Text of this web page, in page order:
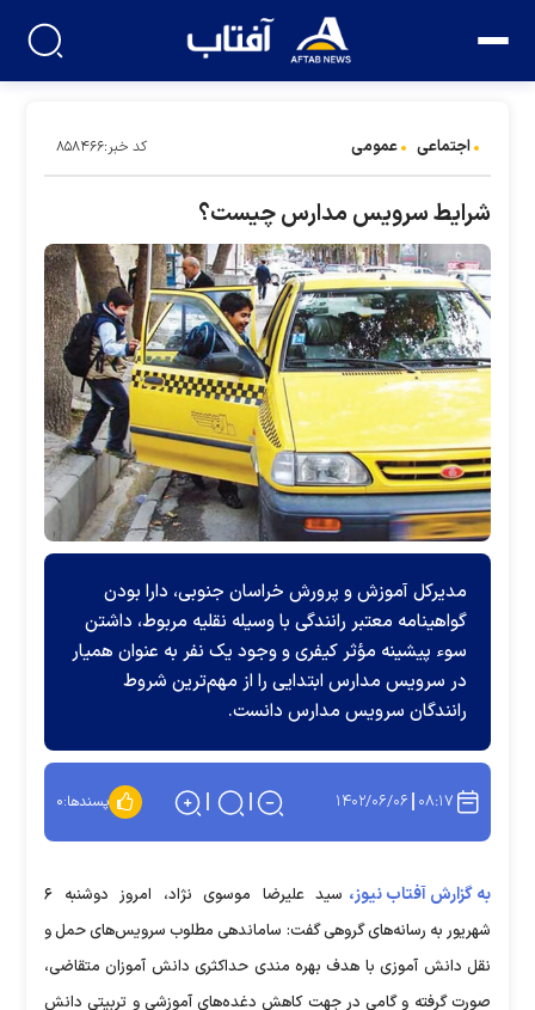
اجتماعی عمومی کد خبر:۸۵۸۴۶۶
شرایط سرویس مدارس چیست؟
مدیرکل آموزش و پرورش خراسان جنوبی، دارا بودن
گواهینامه معتبر رانندگی با وسیله نقلیه مربوط، داشتن
سوء پیشینه مؤثر کیفری و وجود یک نفر به عنوان همیار
در سرویس مدارس ابتدایی را از مهم‌ترین شروط
رانندگان سرویس مدارس دانست.
۰۸:۱۷ ۱۴۰۲/۰۶/۰۶ پسندها:۰
به گزارش آفتاب نیوز،
سید علیرضا موسوی نژاد، امروز دوشنبه ۶
شهریور به رسانه‌های گروهی گفت: ساماندهی مطلوب سرویس‌های حمل و
نقل دانش آموزی با هدف بهره مندی حداکثری دانش آموزان متقاضی،
صورت گرفته و گامی در جهت کاهش دغده‌های آموزشی و تربیتی دانش